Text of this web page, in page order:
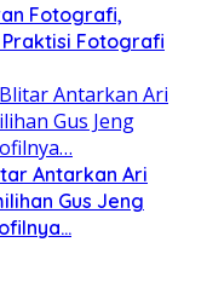
Fotografi,
Praktisi Fotografi
Antarkan Ari
Gus Jeng